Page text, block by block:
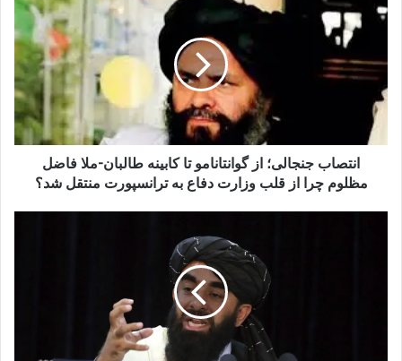
جنجالی؛
گوانتانامو
تا
کابینه
طالبان-
ملا
فاضل
مظلومانتصاب جنجالی؛ از گوانتانامو تا کابینه طالبان-ملا فاضل
مظلوم چرا از قلب وزارت دفاع به ترانسپورت منتقل شد؟